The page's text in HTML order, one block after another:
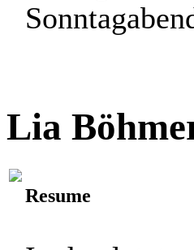
Lia
Resume